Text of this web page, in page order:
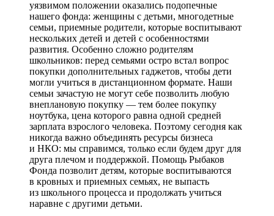
уязвимом положении оказались подопечные
нашего фонда: женщины с детьми, многодетные
семьи, приемные родители, которые воспитывают
нескольких детей и детей с особенностями
развития. Особенно сложно родителям
школьников: перед семьями остро встал вопрос
покупки дополнительных гаджетов, чтобы дети
могли учиться в дистанционном формате. Наши
семьи зачастую не могут себе позволить любую
внеплановую покупку — тем более покупку
ноутбука, цена которого равна одной средней
зарплата взрослого человека. Поэтому сегодня как
никогда важно объединять ресурсы бизнеса
и НКО: мы справимся, только если будем друг для
друга плечом и поддержкой. Помощь Рыбаков
Фонда позволит детям, которые воспитываются
в кровных и приемных семьях, не выпасть
из школьного процесса и продолжать учиться
наравне с другими детьми.